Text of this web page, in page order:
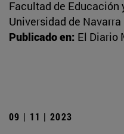
Facultad de Educación
Universidad de Navarra
Publicado en: El Diario
09 | 11 | 2023